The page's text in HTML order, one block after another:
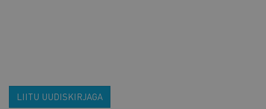
LIITU UUDISKIRJAGA